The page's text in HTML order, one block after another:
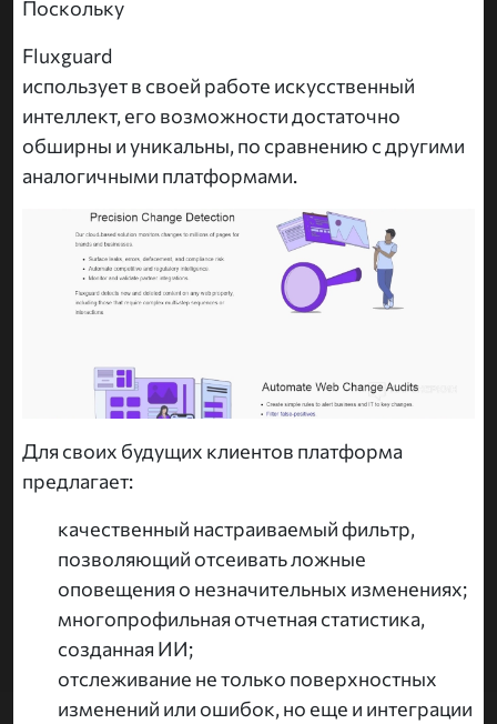
Поскольку
Fluxguard
использует в своей работе искусственный
интеллект, его возможности достаточно
обширны и уникальны, по сравнению с другими
аналогичными платформами.
Для своих будущих клиентов платформа
предлагает:
качественный настраиваемый фильтр,
позволяющий отсеивать ложные
оповещения о незначительных изменениях;
многопрофильная отчетная статистика,
созданная ИИ;
отслеживание не только поверхностных
изменений или ошибок, но еще и интеграции